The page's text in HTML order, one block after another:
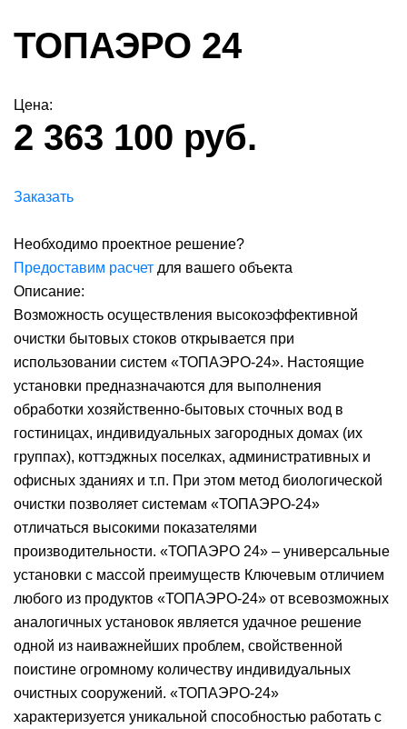
ТОПАЭРО 24
Цена:
2 363 100 руб.
Заказать
Необходимо проектное решение?
Предоставим расчет для вашего объекта
Описание:
Возможность осуществления высокоэффективной
очистки бытовых стоков открывается при
использовании систем «ТОПАЭРО-24». Настоящие
установки предназначаются для выполнения
обработки хозяйственно-бытовых сточных вод в
гостиницах, индивидуальных загородных домах (их
группах), коттэджных поселках, административных и
офисных зданиях и т.п. При этом метод биологической
очистки позволяет системам «ТОПАЭРО-24»
отличаться высокими показателями
производительности. «ТОПАЭРО 24» – универсальные
установки с массой преимуществ Ключевым отличием
любого из продуктов «ТОПАЭРО-24» от всевозможных
аналогичных установок является удачное решение
одной из наиважнейших проблем, свойственной
поистине огромному количеству индивидуальных
очистных сооружений. «ТОПАЭРО-24»
характеризуется уникальной способностью работать с